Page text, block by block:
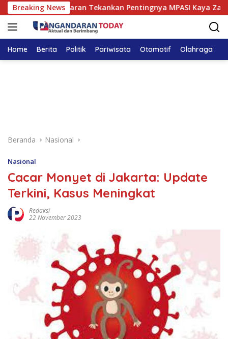
Langsung
ke
konten
Breaking News
Pangandaran Tekankan Pentingnya MPASI Kaya Zat Besi
Home Berita Politik Pariwisata Otomotif Olahraga
Beranda Nasional
Nasional
Cacar Monyet di Jakarta: Update
Terkini, Kasus Meningkat
Redaksi
22 November 2023